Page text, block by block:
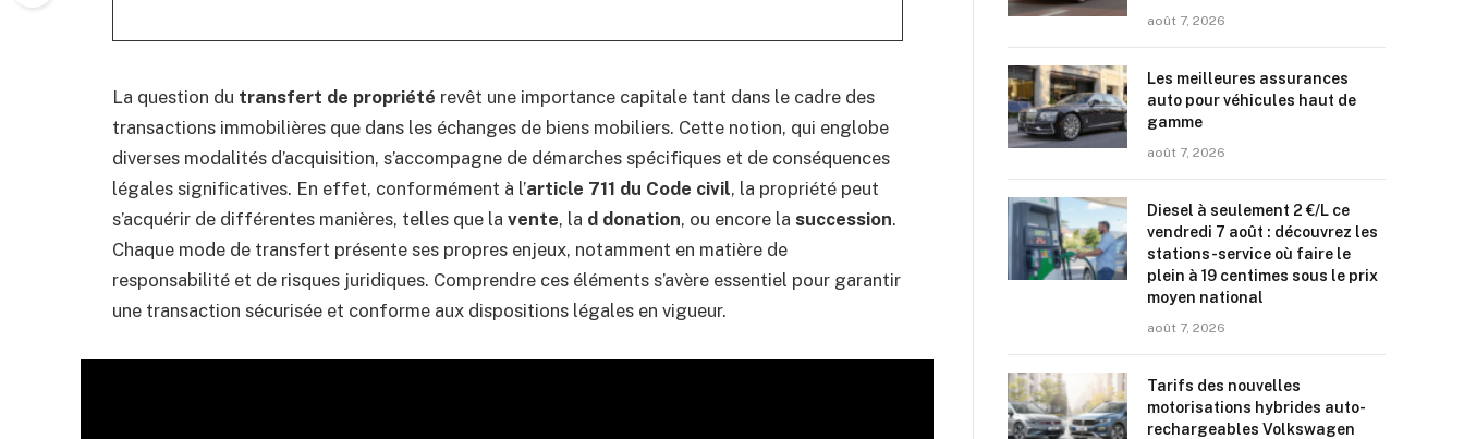
La question du transfert de propriété revêt une importance capitale tant dans le cadre des
transactions immobilières que dans les échanges de biens mobiliers. Cette notion, qui englobe
diverses modalités d’acquisition, s’accompagne de démarches spécifiques et de conséquences
légales significatives. En effet, conformément à l’article 711 du Code civil, la propriété peut
s’acquérir de différentes manières, telles que la vente, la d donation, ou encore la succession.
Chaque mode de transfert présente ses propres enjeux, notamment en matière de
responsabilité et de risques juridiques. Comprendre ces éléments s’avère essentiel pour garantir
une transaction sécurisée et conforme aux dispositions légales en vigueur.
août 7, 2026
Les meilleures assurances
auto pour véhicules haut de
gamme
août 7, 2026
Diesel à seulement 2 €/L ce
vendredi 7 août : découvrez les
stations-service où faire le
plein à 19 centimes sous le prix
moyen national
août 7, 2026
Tarifs des nouvelles
motorisations hybrides auto-
rechargeables Volkswagen